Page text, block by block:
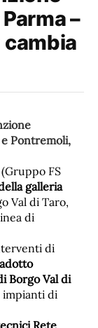
–
cambia
Pontremoli,
FS
galleria
Val di Taro,
di
di
Borgo Val di
impianti di
Rete